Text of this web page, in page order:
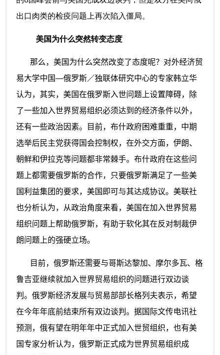
出口肉类的检疫问题上再次陷入僵局。
美国为什么突然转变态度
那么，美国为什么突然改变了态度呢？对外经济贸
易大学中国—俄罗斯／独联体研究中心的专家韩立华
认为，其实，美国在俄罗斯入世问题上设置障碍，除
了一些加入世界贸易组织必须达到的经济条件以外，
还有一些政治因素。目前，布什政府困难重重，中期
选举后民主党获得国会控制权，在外交方面，伊朗、
朝鲜和伊拉克等问题都非常棘手。布什政府在这些问
题上都需要俄罗斯的合作，只要俄罗斯满足了一些美
国利益集团的要求，美国即可与其达成协议。美联社
也分析认为，从政治角度来看，美国在加入世界贸易
组织问题上帮助俄罗斯，有助于软化其在反对制裁伊
朗问题上的强硬立场。
目前，俄罗斯还需要与哥斯达黎加、摩尔多瓦、格
鲁吉亚继续就加入世界贸易组织的问题进行双边谈
判。俄罗斯经济发展与贸易部部长格列夫表示，希望
在今年年底前结束所有双边谈判。据国际文传电讯社
预测，俄有望在明年年中正式加入世贸组织，也有美
国专家分析认为，俄罗斯正式成为世界贸易组织成